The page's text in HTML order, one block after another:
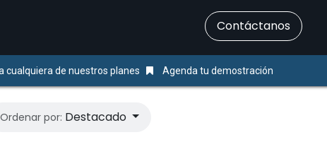
​Contáctanos
cualquiera de nuestros planes Agenda tu demostración
Ordenar por: Destacado